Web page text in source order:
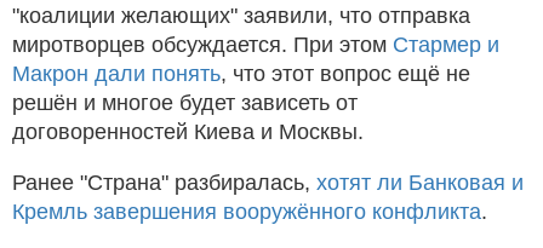
"коалиции желающих" заявили, что отправка
миротворцев обсуждается. При этом Стармер и
Макрон дали понять, что этот вопрос ещё не
решён и многое будет зависеть от
договоренностей Киева и Москвы.
Ранее "Страна" разбиралась, хотят ли Банковая и
Кремль завершения вооружённого конфликта.